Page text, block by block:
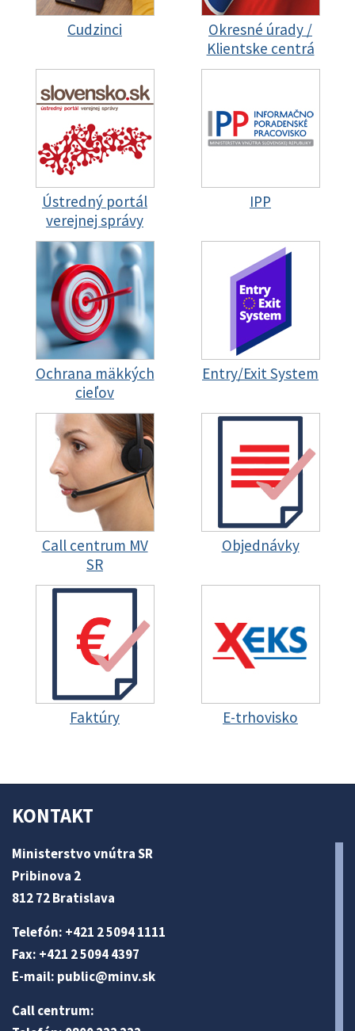
Cudzinci
Okresné úrady /
Klientske centrá
Ústredný portál
verejnej správy
IPP
Ochrana mäkkých
cieľov
Entry/Exit System
Call centrum MV
SR
Objednávky
Faktúry E-trhovisko
KONTAKT
Ministerstvo vnútra SR
Pribinova 2
812 72 Bratislava
Telefón: +421 2 5094 1111
Fax: +421 2 5094 4397
E-mail: public@minv.sk
Call centrum: